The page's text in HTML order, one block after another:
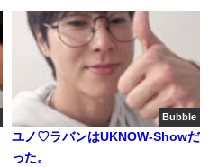
Bubble
ユノ♡ラバンはUKNOW-Showだ
った。